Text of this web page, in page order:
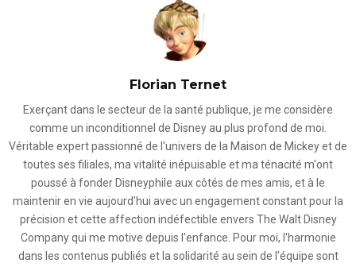
Florian Ternet
Exerçant dans le secteur de la santé publique, je me considère
comme un inconditionnel de Disney au plus profond de moi.
Véritable expert passionné de l'univers de la Maison de Mickey et de
toutes ses filiales, ma vitalité inépuisable et ma ténacité m'ont
poussé à fonder Disneyphile aux côtés de mes amis, et à le
maintenir en vie aujourd'hui avec un engagement constant pour la
précision et cette affection indéfectible envers The Walt Disney
Company qui me motive depuis l'enfance. Pour moi, l'harmonie
dans les contenus publiés et la solidarité au sein de l'équipe sont